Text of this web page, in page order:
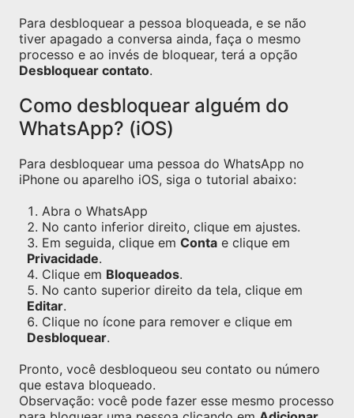
Para desbloquear a pessoa bloqueada, e se não
tiver apagado a conversa ainda, faça o mesmo
processo e ao invés de bloquear, terá a opção
Desbloquear contato.
Como desbloquear alguém do
WhatsApp? (iOS)
Para desbloquear uma pessoa do WhatsApp no
iPhone ou aparelho iOS, siga o tutorial abaixo:
Abra o WhatsApp
No canto inferior direito, clique em ajustes.
Em seguida, clique em Conta e clique em
Privacidade.
Clique em Bloqueados.
No canto superior direito da tela, clique em
Editar.
Clique no ícone para remover e clique em
Desbloquear.
Pronto, você desbloqueou seu contato ou número
que estava bloqueado.
Observação: você pode fazer esse mesmo processo